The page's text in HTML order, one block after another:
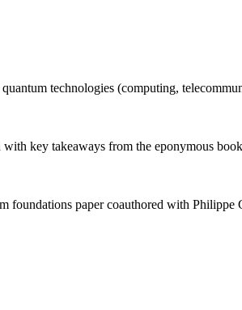
technologies (computing,
with key takeaways from the eponymous
foundations paper coauthored with